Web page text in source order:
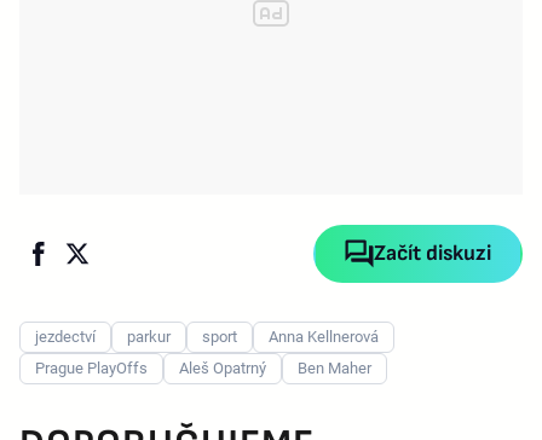
Začít diskuzi
jezdectví parkur sport
Anna Kellnerová
Prague PlayOffs
Aleš Opatrný Ben Maher